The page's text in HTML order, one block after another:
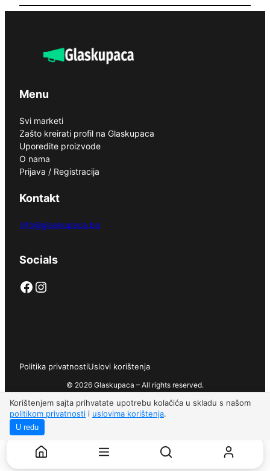
Korištenjem sajta prihvatate upotrebu kolačića u skladu s našom
politikom privatnosti i uslovima korištenja.
U redu
Menu
Svi marketi
Zašto kreirati profil na Glaskupaca
Uporedite proizvode
O nama
Prijava / Registracija
Kontakt
info@glaskupaca.ba
Socials
Facebook Instagram
Politika privatnostiUslovi korištenja
© 2026 Glaskupaca – All rights reserved.